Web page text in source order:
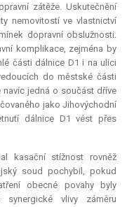
zátěže. Uskutečnění
nemovitostí ve vlastnictví
dopravní obslužnosti.
komplikace, zejména by
části dálnice D1 i na ulici
do městské části
navíc jedná o součást dříve
jako Jihovýchodní
dálnice D1 vést přes
kasační stížnost rovněž
soud pochybil, pokud
obecné povahy byly
synergické vlivy záměru